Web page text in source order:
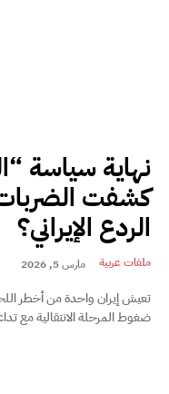
نهاية سياسة
كشفت
الردع الإيراني؟
ملفات عربية مارس 5, 2026
ضغوط المرحلة الانتقالية مع